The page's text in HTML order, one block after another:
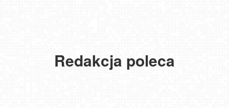
Redakcja poleca